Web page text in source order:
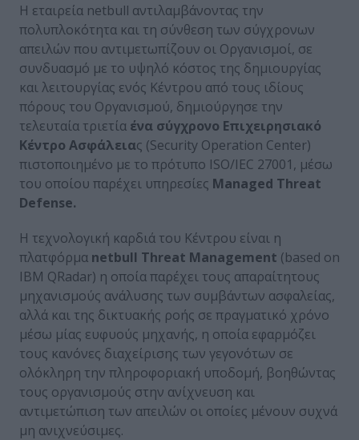
Η εταιρεία netbull αντιλαμβάνοντας την
πολυπλοκότητα και τη σύνθεση των σύγχρονων
απειλών που αντιμετωπίζουν οι Οργανισμοί, σε
συνδυασμό με το υψηλό κόστος της δημιουργίας
και λειτουργίας ενός Κέντρου από τους ιδίους
πόρους του Οργανισμού, δημιούργησε την
τελευταία τριετία ένα σύγχρονο Επιχειρησιακό
Κέντρο Ασφάλειας (Security Operation Center)
πιστοποιημένο με το πρότυπο ISO/IEC 27001, μέσω
του οποίου παρέχει υπηρεσίες Managed Threat
Defense.
Η τεχνολογική καρδιά του Κέντρου είναι η
πλατφόρμα netbull Threat Management (based on
IBM QRadar) η οποία παρέχει τους απαραίτητους
μηχανισμούς ανάλυσης των συμβάντων ασφαλείας,
αλλά και της δικτυακής ροής σε πραγματικό χρόνο
μέσω μίας ευφυούς μηχανής, η οποία εφαρμόζει
τους κανόνες διαχείρισης των γεγονότων σε
ολόκληρη την πληροφοριακή υποδομή, βοηθώντας
τους οργανισμούς στην ανίχνευση και
αντιμετώπιση των απειλών οι οποίες μένουν συχνά
μη ανιχνεύσιμες.